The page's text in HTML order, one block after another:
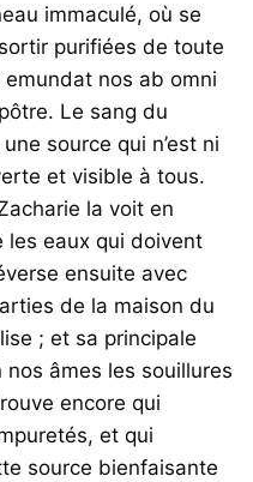
immaculé, où se
purifiées de toute
emundat nos ab omni
Le sang du
source qui n’est ni
et visible à tous.
la voit en
les eaux qui doivent
ensuite avec
de la maison du
; et sa principale
nos âmes les souillures
encore qui
et qui
source bienfaisante